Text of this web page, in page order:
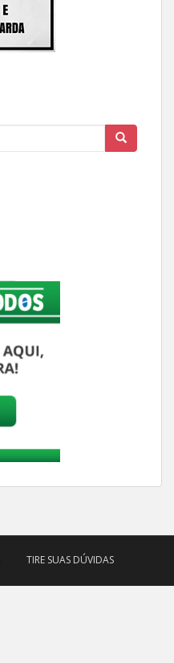
TIRE SUAS DÚVIDAS